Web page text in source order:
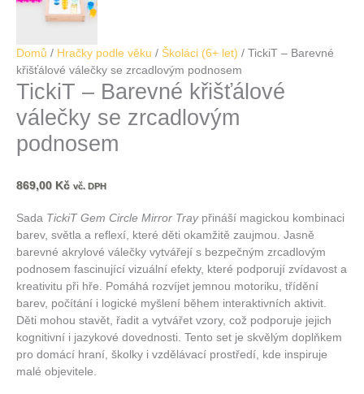
Domů / Hračky podle věku / Školáci (6+ let) / TickiT – Barevné
křišťálové válečky se zrcadlovým podnosem
TickiT – Barevné křišťálové
válečky se zrcadlovým
podnosem
869,00 Kč vč. DPH
Sada TickiT Gem Circle Mirror Traypřináší magickou kombinaci
barev, světla a reflexí, které děti okamžitě zaujmou. Jasně
barevné akrylové válečky vytvářejí s bezpečným zrcadlovým
podnosem fascinující vizuální efekty, které podporují zvídavost a
kreativitu při hře. Pomáhá rozvíjet jemnou motoriku, třídění
barev, počítání i logické myšlení během interaktivních aktivit.
Děti mohou stavět, řadit a vytvářet vzory, což podporuje jejich
kognitivní i jazykové dovednosti. Tento set je skvělým doplňkem
pro domácí hraní, školky i vzdělávací prostředí, kde inspiruje
malé objevitele.